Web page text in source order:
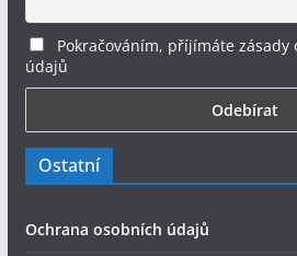
Pokračováním, příjímáte zásady
údajů
Ostatní
Ochrana osobních údajů